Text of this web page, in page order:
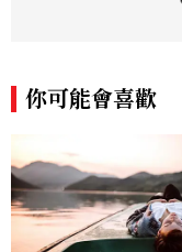
你可能會喜歡